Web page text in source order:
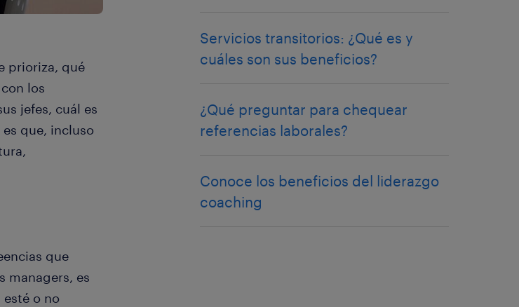
prioriza, qué
los
jefes, cuál es
que, incluso
que
managers, es
o no
Servicios transitorios: ¿Qué es y
cuáles son sus beneficios?
¿Qué preguntar para chequear
referencias laborales?
Conoce los beneficios del liderazgo
coaching